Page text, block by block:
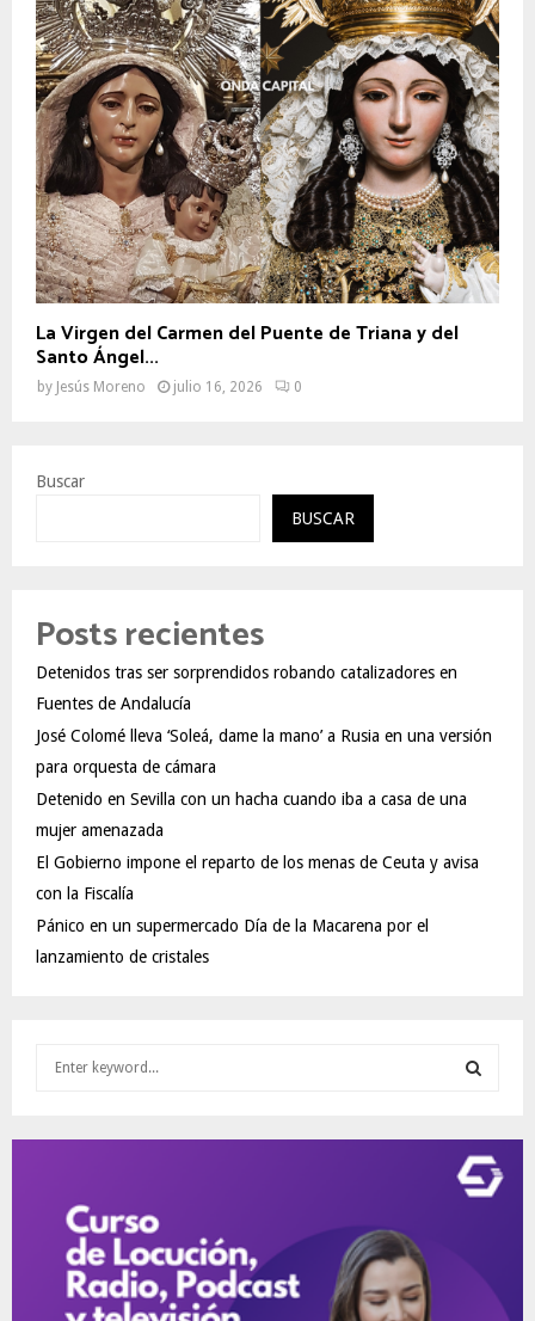
La Virgen del Carmen del Puente de Triana y del
Santo Ángel...
by Jesús Moreno julio 16, 2026 0
Buscar
BUSCAR
Posts recientes
Detenidos tras ser sorprendidos robando catalizadores en
Fuentes de Andalucía
José Colomé lleva ‘Soleá, dame la mano’ a Rusia en una versión
para orquesta de cámara
Detenido en Sevilla con un hacha cuando iba a casa de una
mujer amenazada
El Gobierno impone el reparto de los menas de Ceuta y avisa
con la Fiscalía
Pánico en un supermercado Día de la Macarena por el
lanzamiento de cristales
E